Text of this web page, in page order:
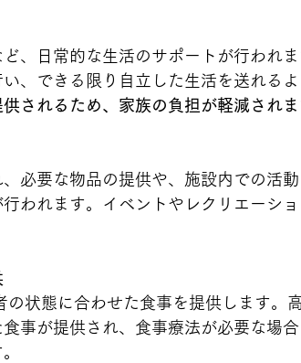
、日常的な生活のサポートが行われ
、できる限り自立した生活を送れるよ
されるため、家族の負担が軽減され
必要な物品の提供や、施設内での活
われます。イベントやレクリエーシ
の状態に合わせた食事を提供します。
事が提供され、食事療法が必要な場